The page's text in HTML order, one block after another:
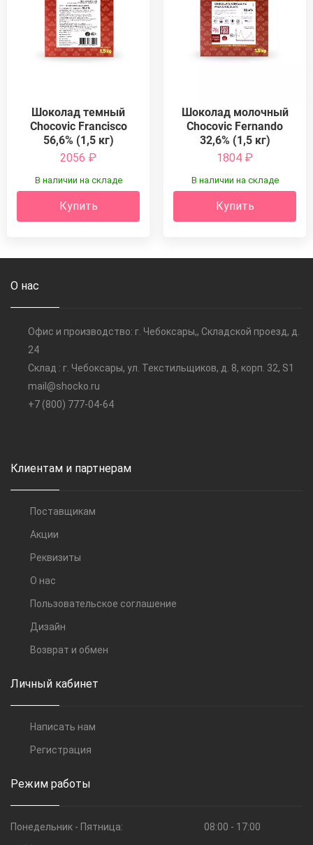
Шоколад темный
Chocovic Francisco
56,6% (1,5 кг)
2056 ₽
В наличии на складе
Купить
Шоколад молочный
Chocovic Fernando
32,6% (1,5 кг)
1804 ₽
В наличии на складе
Купить
О нас
Офис и производство: г. Чебоксары,, Складской проезд, д.
24
Склад : г. Чебоксары, ул. Текстильщиков, д. 8, корп. 32, S1
mail@shocko.ru
+7 (800) 777-04-64
Клиентам и партнерам
Поставщикам
Акции
Реквизиты
О нас
Пользовательское соглашение
Дизайн
Возврат и обмен
Личный кабинет
Написать нам
Регистрация
Режим работы
Понедельник - Пятница:
08:00 - 17:00